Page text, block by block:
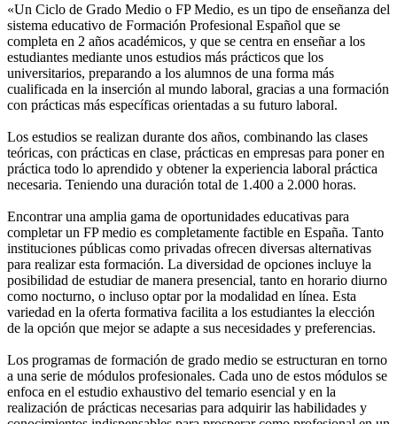
«Un Ciclo de Grado Medio o FP Medio, es un tipo de enseñanza del
sistema educativo de Formación Profesional Español que se
completa en 2 años académicos, y que se centra en enseñar a los
estudiantes mediante unos estudios más prácticos que los
universitarios, preparando a los alumnos de una forma más
cualificada en la inserción al mundo laboral, gracias a una formación
con prácticas más específicas orientadas a su futuro laboral.
Los estudios se realizan durante dos años, combinando las clases
teóricas, con prácticas en clase, prácticas en empresas para poner en
práctica todo lo aprendido y obtener la experiencia laboral práctica
necesaria. Teniendo una duración total de 1.400 a 2.000 horas.
Encontrar una amplia gama de oportunidades educativas para
completar un FP medio es completamente factible en España. Tanto
instituciones públicas como privadas ofrecen diversas alternativas
para realizar esta formación. La diversidad de opciones incluye la
posibilidad de estudiar de manera presencial, tanto en horario diurno
como nocturno, o incluso optar por la modalidad en línea. Esta
variedad en la oferta formativa facilita a los estudiantes la elección
de la opción que mejor se adapte a sus necesidades y preferencias.
Los programas de formación de grado medio se estructuran en torno
a una serie de módulos profesionales. Cada uno de estos módulos se
enfoca en el estudio exhaustivo del temario esencial y en la
realización de prácticas necesarias para adquirir las habilidades y